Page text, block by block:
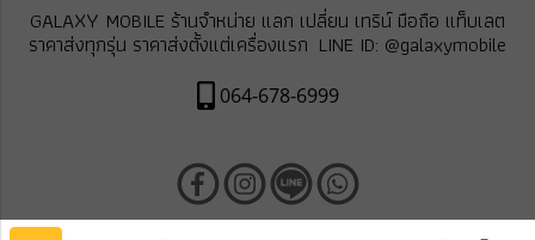
GALAXY MOBILE ร้านจำหน่าย แลก เปลี่ยน เทริน์ มือถือ แท็บเลต
ราคาส่งทุกรุ่น ราคาส่งตั้งแต่เครื่องแรก LINE ID: @galaxymobile
064-678-6999